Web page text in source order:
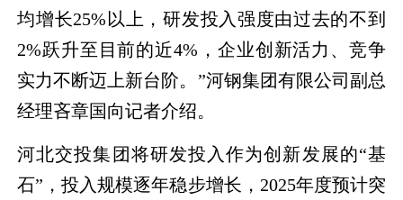
均增长25%以上，研发投入强度由过去的不到
2%跃升至目前的近4%，企业创新活力、竞争
实力不断迈上新台阶。”河钢集团有限公司副总
经理吝章国向记者介绍。
河北交投集团将研发投入作为创新发展的“基
石”，投入规模逐年稳步增长，2025年度预计突